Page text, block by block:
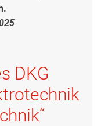
DKG